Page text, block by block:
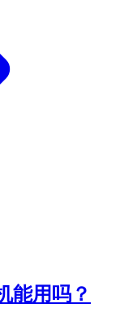
能用吗？